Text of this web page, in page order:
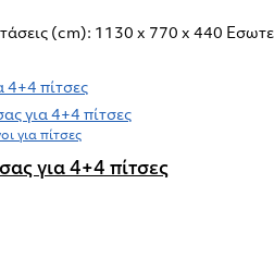
(cm): 1130 x 770 x 440
για πίτσες
για 4+4 πίτσες